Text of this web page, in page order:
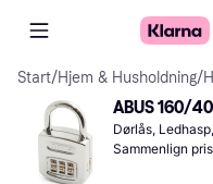
Start/Hjem & Husholdning/
ABUS 160/
Dørlås,
Sammenlign